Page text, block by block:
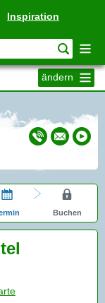
Inspiration
ändern
Buchen